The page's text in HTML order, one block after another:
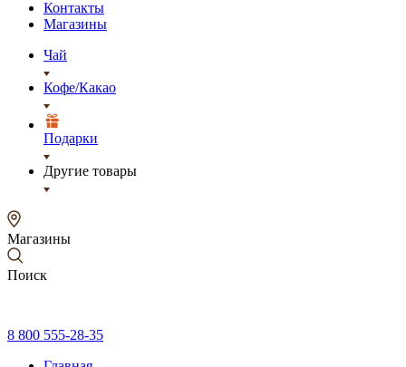
Контакты
Магазины
Чай
Кофе/Какао
Подарки
Другие товары
Магазины
Поиск
8 800 555-28-35